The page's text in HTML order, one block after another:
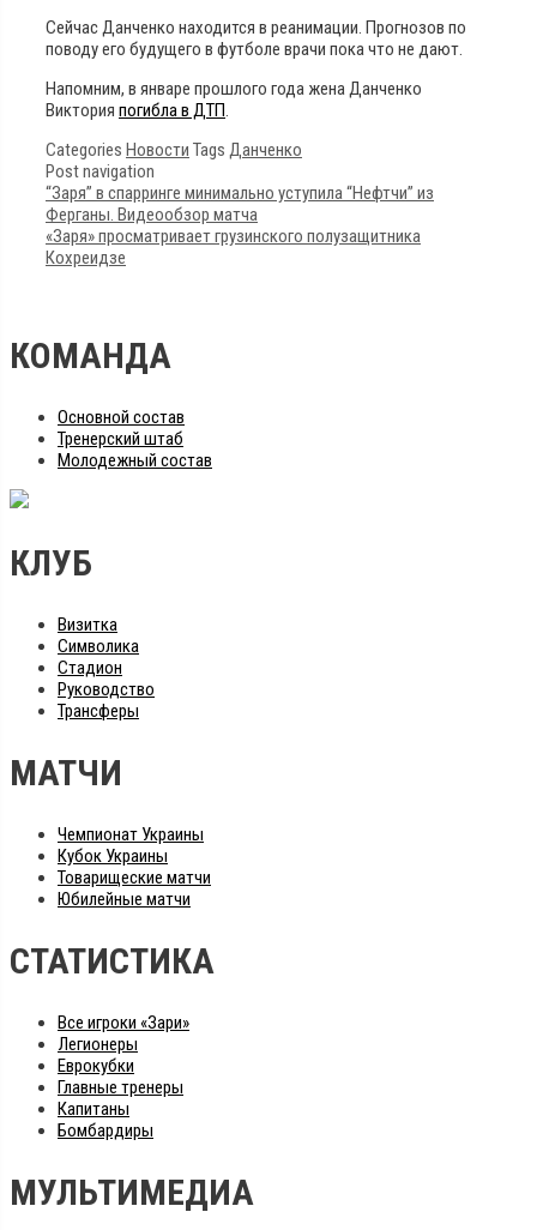
Сейчас Данченко находится в реанимации. Прогнозов по
поводу его будущего в футболе врачи пока что не дают.
Напомним, в январе прошлого года жена Данченко
Виктория погибла в ДТП.
Categories Новости Tags Данченко
Post navigation
“Заря” в спарринге минимально уступила “Нефтчи” из
Ферганы. Видеообзор матча
«Заря» просматривает грузинского полузащитника
Кохреидзе
КОМАНДА
Основной состав
Тренерский штаб
Молодежный состав
КЛУБ
Визитка
Символика
Стадион
Руководство
Трансферы
МАТЧИ
Чемпионат Украины
Кубок Украины
Товарищеские матчи
Юбилейные матчи
СТАТИСТИКА
Все игроки «Зари»
Легионеры
Еврокубки
Главные тренеры
Капитаны
Бомбардиры
МУЛЬТИМЕДИА